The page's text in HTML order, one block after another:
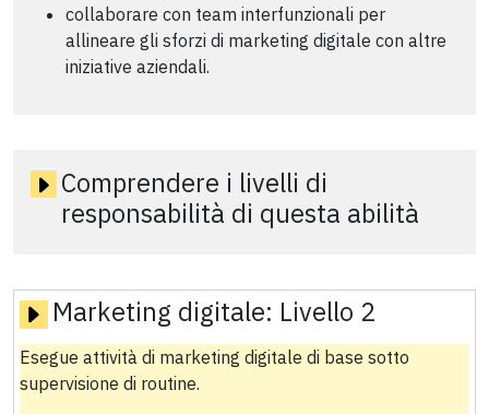
collaborare con team interfunzionali per
allineare gli sforzi di marketing digitale con altre
iniziative aziendali.
Comprendere i livelli di
responsabilità di questa abilità
Marketing digitale: Livello 2
Esegue attività di marketing digitale di base sotto
supervisione di routine.